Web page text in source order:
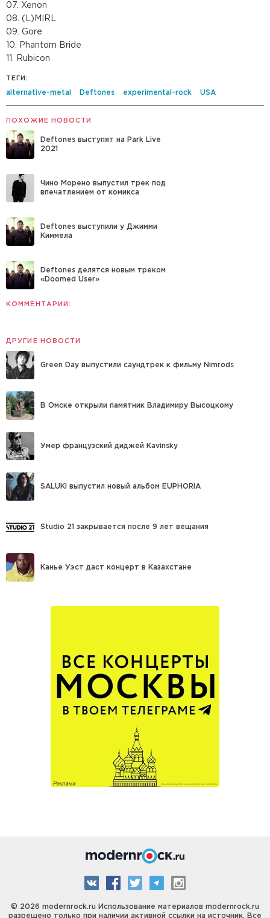
07. Xenon
08. (L)MIRL
09. Gore
10. Phantom Bride
11. Rubicon
ТЕГИ:
alternative-metal Deftones experimental-rock USA
ПОХОЖИЕ НОВОСТИ
Deftones выступят на Park Live
2021
Чино Морено выпустил трек под
впечатлением от комикса
Deftones выступили у Джимми
Киммела
Deftones делятся новым треком
«Doomed User»
КОММЕНТАРИИ:
ДРУГИЕ НОВОСТИ
Green Day выпустили саундтрек к фильму Nimrods
В Омске открыли памятник Владимиру Высоцкому
Умер французский диджей Kavinsky
SALUKI выпустил новый альбом EUPHORIA
Studio 21 закрывается после 9 лет вещания
Канье Уэст даст концерт в Казахстане
© 2026 modernrock.ru Использование материалов modernrock.ru
разрешено только при наличии активной ссылки на источник. Все